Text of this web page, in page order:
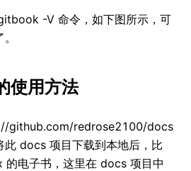
-V 命令，如下图所示，可
使用方法
github.com/redrose2100/docs
此 docs 项目下载到本地后，比
的电子书，这里在 docs 项目中